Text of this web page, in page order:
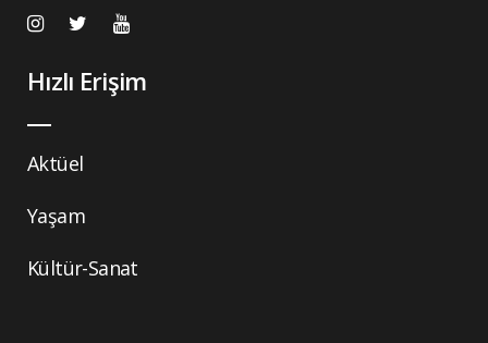
Hızlı Erişim
Aktüel
Yaşam
Kültür-Sanat